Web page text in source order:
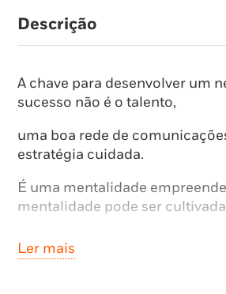
Descrição
A chave para desenvolver um
sucesso não é o talento,
uma boa rede de
estratégia cuidada.
É uma mentalidade
mentalidade pode ser
Baseado no podcast Masters of
reúne mais de cem conversas
Ler mais